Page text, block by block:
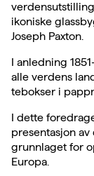
ikoniske
Joseph Paxton.
I anledning
alle verdens
tebokser i
I dette
presentasjon
grunnlaget for
Europa.